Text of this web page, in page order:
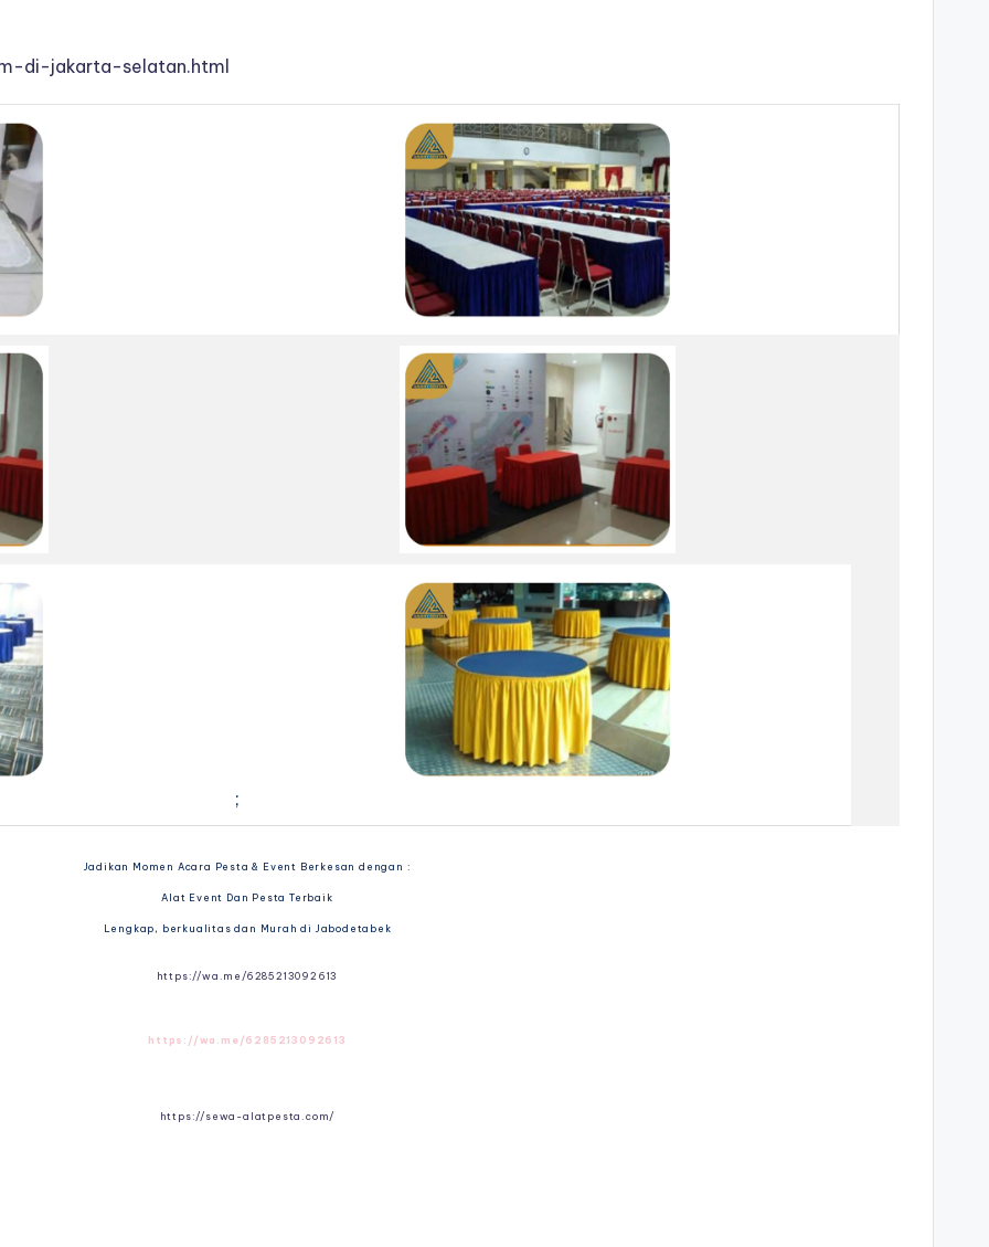
di-jakarta-selatan.html
;
Jadikan Momen Acara Pesta & Event Berkesan dengan :
Alat Event Dan Pesta Terbaik
Lengkap, berkualitas dan Murah di Jabodetabek
https://wa.me/6285213092613
https://wa.me/6285213092613
https://sewa-alatpesta.com/